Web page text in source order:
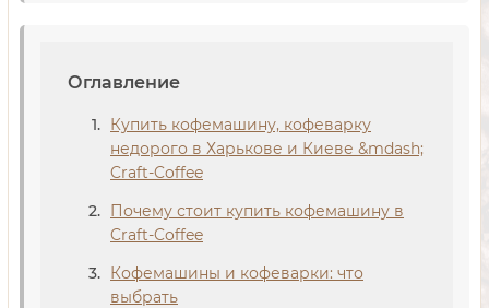
Оглавление
Купить кофемашину, кофеварку
недорого в Харькове и Киеве &mdash;
Craft-Coffee
Почему стоит купить кофемашину в
Craft-Coffee
Кофемашины и кофеварки: что
выбрать